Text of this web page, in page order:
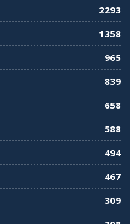
Випуск 11. Олександр
Випуск 10. Тонкощі та
прапора. Феріде Шахін
Випуск 8. Розмова з
2293
1358
965
839
658
588
494
467
309